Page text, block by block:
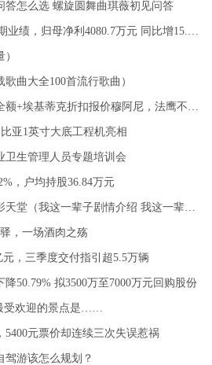
答怎么选 螺旋圆舞曲琪薇初见问答
福禄控股(02101)公布中期业绩，归母净利4080.7万元 同比增15.1%
曲大全100首流行歌曲）
德天空：巴黎8000万欧全额+埃基蒂克折扣报价穆阿尼，法鹰不愿接受
亚1英寸大底工程机亮相
卫生管理人员专题培训会
，户均持股36.84万元
我这一辈子迅雷下载电影天堂（我这一辈子剧情介绍 我这一辈子剧情简介）
，一场酒肉之殇
，三季度交付指引超5.5万辆
50.79% 拟3500万至7000万元回购股份
受欢迎的景点是……
元票价却连续三次失误惹祸
驾游该怎么规划？